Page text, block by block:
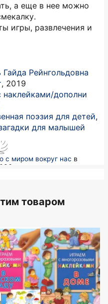
а еще в нее можно
игры, развлечения и
Гайда Рейнгольдовна
, 2019
наклейками/дополни
поэзия для детей,
для малышей
с миром вокруг нас в
товаром